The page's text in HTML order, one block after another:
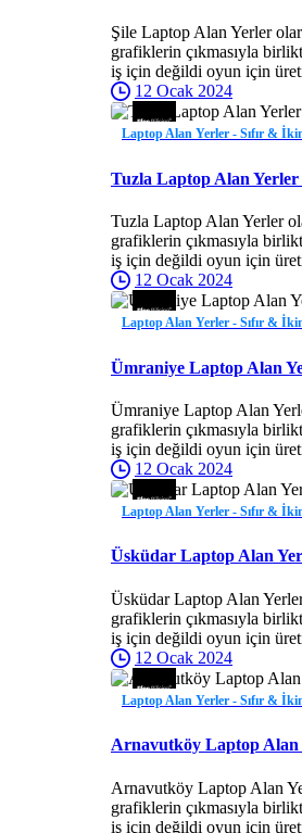
Şile Laptop Alan Yerler
grafiklerin çıkmasıyla
iş için değildi oyun için
12 Ocak 2024
Laptop Alan Yerler - Sıfır &
Tuzla Laptop Alan
Tuzla Laptop Alan Yerler
grafiklerin çıkmasıyla
iş için değildi oyun için
12 Ocak 2024
Laptop Alan Yerler - Sıfır &
Ümraniye Laptop Alan
Ümraniye Laptop Alan
grafiklerin çıkmasıyla
iş için değildi oyun için
12 Ocak 2024
Laptop Alan Yerler - Sıfır &
Üsküdar Laptop Alan
Üsküdar Laptop Alan
grafiklerin çıkmasıyla
iş için değildi oyun için
12 Ocak 2024
Laptop Alan Yerler - Sıfır &
Arnavutköy Laptop Alan
Arnavutköy Laptop Alan
grafiklerin çıkmasıyla
iş için değildi oyun için